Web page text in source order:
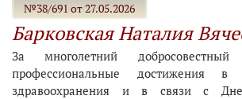
№38/691 от 27.05.2026
Барковская Наталия
За многолетний
профессиональные достижения в
здравоохранения и в связи с